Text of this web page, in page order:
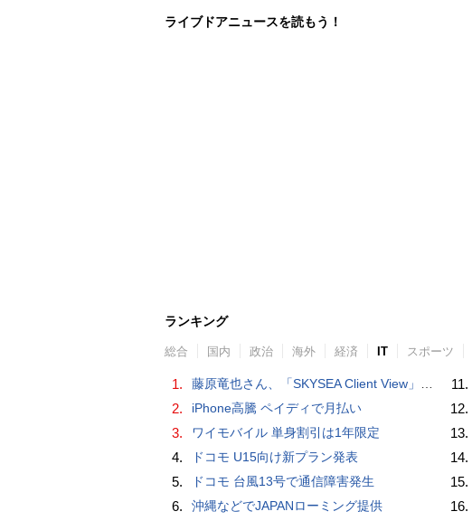
ライブドアニュースを読もう！
ランキング
総合 国内 政治 海外 経済 IT スポーツ
1. 藤原竜也さん、「SKYSEA Client View」新CMで「AI労務改善」をアピール 働き方をAIが分析したら「すぐに休んで」と言われる？
2. iPhone高騰 ペイディで月払い
3. ワイモバイル 単身割引は1年限定
4. ドコモ U15向け新プラン発表
5. ドコモ 台風13号で通信障害発生
6. 沖縄などでJAPANローミング提供
11.
12.
13.
14.
15.
16.